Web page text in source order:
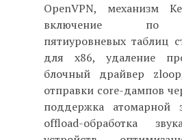
OpenVPN, механизм
включение по
пятиуровневых таблиц
для x86, удаление
блочный драйвер
отправки core-дампов
поддержка атомарной
offload-обработка